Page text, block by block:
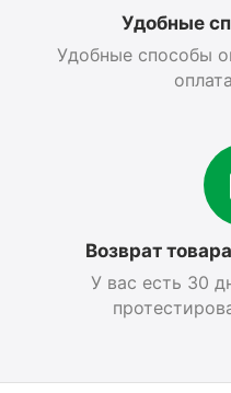
Удобные
Удобные способы
Возврат
У вас есть 30